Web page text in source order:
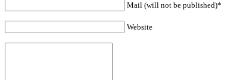
Mail (will not be published)*
Website